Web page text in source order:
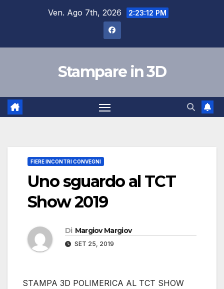
Ven. Ago 7th, 2026 2:23:13 PM
Stampare in 3D
FIERE INCONTRI CONVEGNI
Uno sguardo al TCT
Show 2019
Di Margiov Margiov
SET 25, 2019
STAMPA 3D POLIMERICA AL TCT SHOW